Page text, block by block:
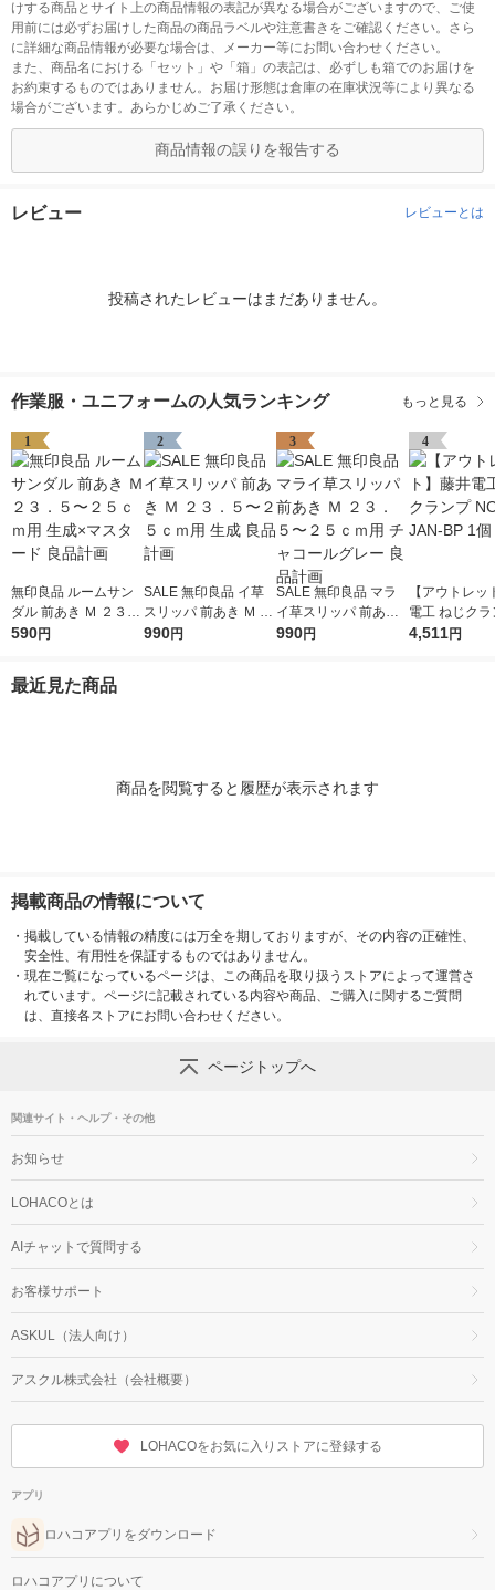
けする商品とサイト上の商品情報の表記が異なる場合がございますので、ご使
用前には必ずお届けした商品の商品ラベルや注意書きをご確認ください。さら
に詳細な商品情報が必要な場合は、メーカー等にお問い合わせください。
また、商品名における「セット」や「箱」の表記は、必ずしも箱でのお届けを
お約束するものではありません。お届け形態は倉庫の在庫状況等により異なる
場合がございます。あらかじめご了承ください。
商品情報の誤りを報告する
レビュー レビューとは
投稿されたレビューはまだありません。
作業服・ユニフォームの人気ランキング もっと見る
1
無印良品 ルームサン
ダル 前あき Ｍ ２３．
５〜２５ｃｍ用 生成×
590円
2
SALE 無印良品 イ草
スリッパ 前あき Ｍ ２
３．５〜２５ｃｍ用
990円
3
SALE 無印良品 マラ
イ草スリッパ 前あき
Ｍ ２３．５〜２５ｃ
990円
4
【アウトレッ
電工 ねじク
-43-JAN-BP 1
4,511円
最近見た商品
商品を閲覧すると履歴が表示されます
掲載商品の情報について
・ 掲載している情報の精度には万全を期しておりますが、その内容の正確性、
安全性、有用性を保証するものではありません。
・ 現在ご覧になっているページは、この商品を取り扱うストアによって運営さ
れています。ページに記載されている内容や商品、ご購入に関するご質問
は、直接各ストアにお問い合わせください。
ページトップへ
関連サイト・ヘルプ・その他
お知らせ
LOHACOとは
AIチャットで質問する
お客様サポート
ASKUL（法人向け）
アスクル株式会社（会社概要）
LOHACOをお気に入りストアに登録する
アプリ
ロハコアプリをダウンロード
ロハコアプリについて